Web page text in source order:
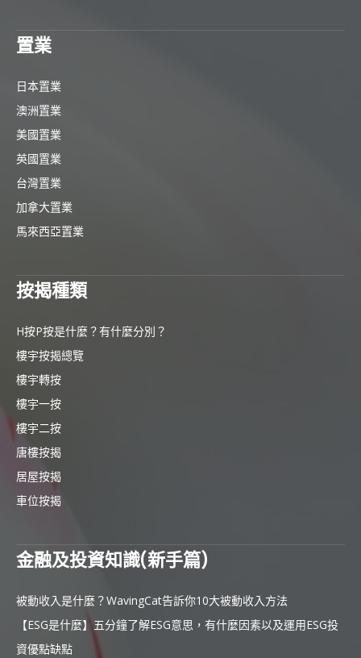
置業
日本置業
澳洲置業
美國置業
英國置業
台灣置業
加拿大置業
馬來西亞置業
按揭種類
H按P按是什麼？有什麼分別？
樓宇按揭總覽
樓宇轉按
樓宇一按
樓宇二按
唐樓按揭
居屋按揭
車位按揭
金融及投資知識(新手篇)
被動收入是什麼？WavingCat告訴你10大被動收入方法
【ESG是什麼】五分鐘了解ESG意思，有什麼因素以及運用ESG投
資優點缺點